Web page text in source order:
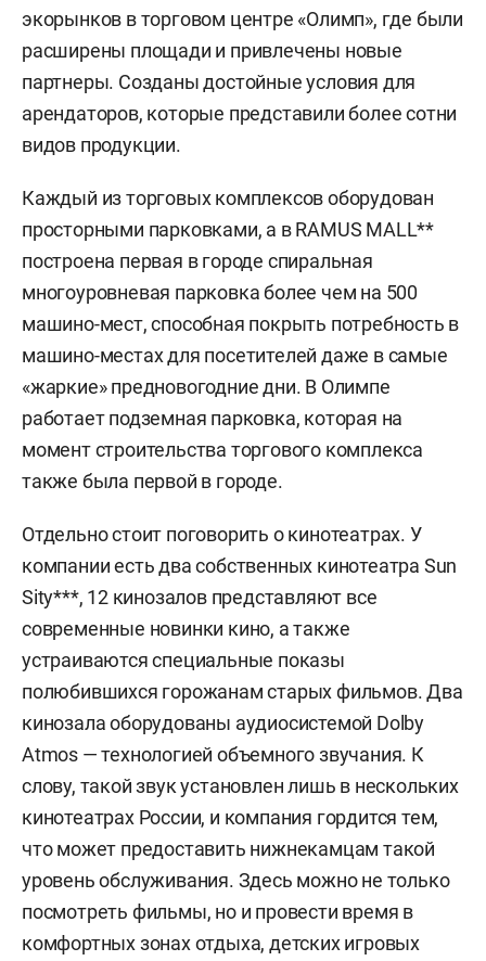
экорынков в торговом центре «Олимп», где были
расширены площади и привлечены новые
партнеры. Созданы достойные условия для
арендаторов, которые представили более сотни
видов продукции.
Каждый из торговых комплексов оборудован
просторными парковками, а в RAMUS MALL**
построена первая в городе спиральная
многоуровневая парковка более чем на 500
машино-мест, способная покрыть потребность в
машино-местах для посетителей даже в самые
«жаркие» предновогодние дни. В Олимпе
работает подземная парковка, которая на
момент строительства торгового комплекса
также была первой в городе.
Отдельно стоит поговорить о кинотеатрах. У
компании есть два собственных кинотеатра Sun
Sity***, 12 кинозалов представляют все
современные новинки кино, а также
устраиваются специальные показы
полюбившихся горожанам старых фильмов. Два
кинозала оборудованы аудиосистемой Dolby
Atmos — технологией объемного звучания. К
слову, такой звук установлен лишь в нескольких
кинотеатрах России, и компания гордится тем,
что может предоставить нижнекамцам такой
уровень обслуживания. Здесь можно не только
посмотреть фильмы, но и провести время в
комфортных зонах отдыха, детских игровых